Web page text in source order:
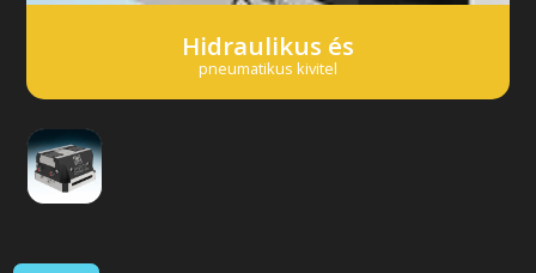
Hidraulikus és
pneumatikus kivitel